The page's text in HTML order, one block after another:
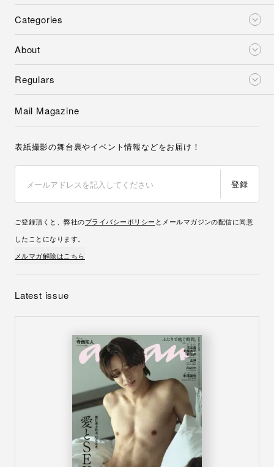
Categories
About
Regulars
Mail Magazine
表紙撮影の舞台裏やイベント情報などをお届け！
登録
ご登録頂くと、弊社のプライバシーポリシー とメールマガジンの配信に同意
したことになります。
メルマガ解除はこちら
Latest issue